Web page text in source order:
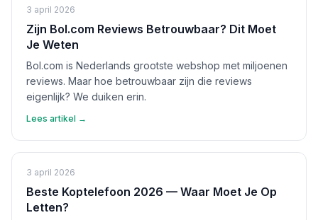
3 april 2026
Zijn Bol.com Reviews Betrouwbaar? Dit Moet
Je Weten
Bol.com is Nederlands grootste webshop met miljoenen
reviews. Maar hoe betrouwbaar zijn die reviews
eigenlijk? We duiken erin.
Lees artikel →
3 april 2026
Beste Koptelefoon 2026 — Waar Moet Je Op
Letten?